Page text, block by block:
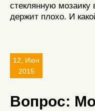
стеклянную
держит плохо. И
12, Июн
2015
Вопрос: